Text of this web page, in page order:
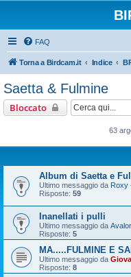
FAQ
Torna a Birdcam.it Indice
Saetta & Fulmine
Bloccato
63
Album di Saetta e
Ultimo messaggio da Roxy
Risposte: 59
Inanellati i pulli
Ultimo messaggio da
Risposte: 5
MA.....FULMINE E
Ultimo messaggio da
Risposte: 8